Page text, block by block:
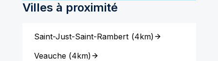
Villes à proximité
Saint-Just-Saint-Rambert (4km)
Veauche(4km)